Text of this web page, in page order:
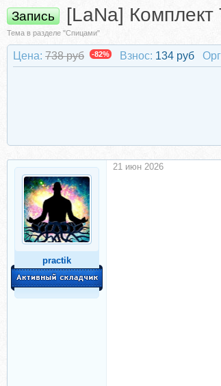
Запись [LaNa]
Тема в разделе "Спицами"
Цена: 738 руб -82% Взнос: 134 руб
practik
21 июн 2026